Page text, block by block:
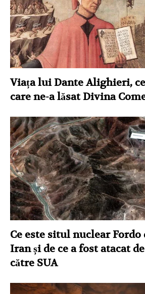
Viața lui Dante Alighieri,
care ne-a lăsat Divina
Ce este situl nuclear Fordo
Iran și de ce a fost atacat de
către SUA